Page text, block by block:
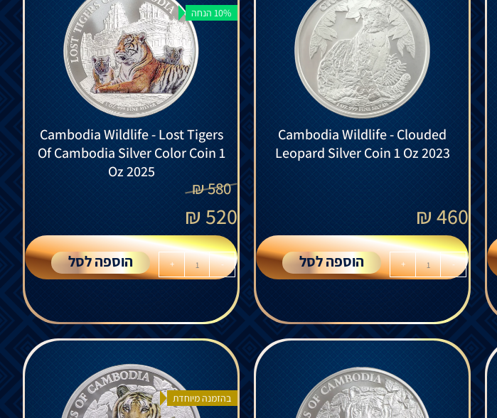
Cambodia Wildlife - Clouded
Leopard Silver Coin 1 Oz 2023
460
₪
-
+ הוספה לסל
10% הנחה
Cambodia Wildlife - Lost Tigers
Of Cambodia Silver Color Coin 1
Oz 2025
580
₪
520
₪
-
+ הוספה לסל
בהזמנה מיוחדת